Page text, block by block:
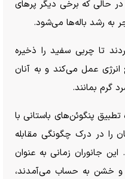
حالی که برخی دیگر پر‌های
به رشد باله‌ها می‌شود.
تا چربی سفید را ذخیره
عمل می‌کند و به آنان
گرم بمانند.
پنگوئن‌های باستانی با
را در درک چگونگی مقابله
جانوران زمانی به عنوان
و خشن به حساب می‌آمدند،